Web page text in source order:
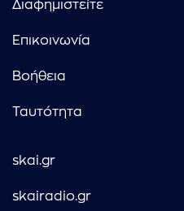
Διαφημιστείτε
Επικοινωνία
Βοήθεια
Ταυτότητα
skai.gr
skairadio.gr